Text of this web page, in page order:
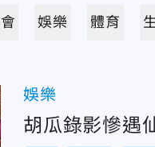
娛樂 體育
娛樂
胡瓜錄影慘遇